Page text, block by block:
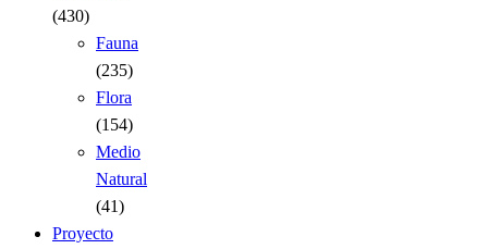
(430)
Fauna
(235)
Flora
(154)
Medio
Natural
(41)
Proyecto